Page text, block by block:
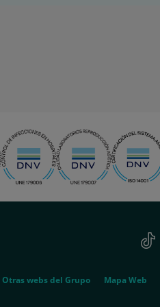
Tiktok
legal
Otras webs del Grupo Mapa Web